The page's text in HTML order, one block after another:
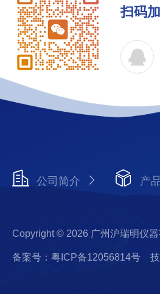
扫码
公司简介 产
Copyright © 2026 广州沪瑞明仪
备案号：粤ICP备12056814号